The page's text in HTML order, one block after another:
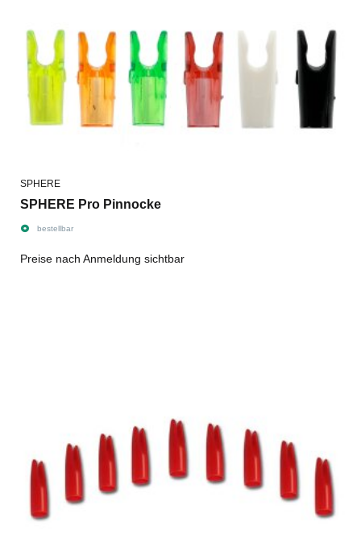
SPHERE
SPHERE Pro Pinnocke
bestellbar
Preise nach Anmeldung sichtbar